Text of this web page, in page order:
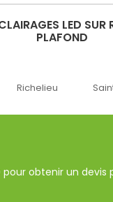
LED SUR
PLAFOND
Sainte-Catherine
obtenir un devis